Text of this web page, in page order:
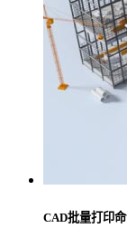
CAD批量打印